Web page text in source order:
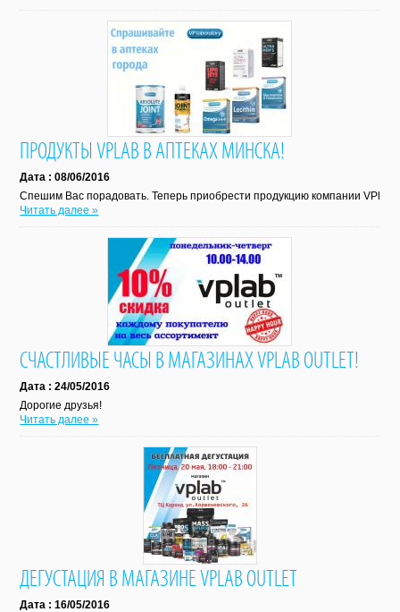
ПРОДУКТЫ VPLAB В АПТЕКАХ МИНСКА!
Дата : 08/06/2016
Спешим Вас порадовать. Теперь приобрести продукцию компании VPlab
Читать далее »
СЧАСТЛИВЫЕ ЧАСЫ В МАГАЗИНАХ VPLAB OUTLET!
Дата : 24/05/2016
Дорогие друзья!
Читать далее »
ДЕГУСТАЦИЯ В МАГАЗИНЕ VPLAB OUTLET
Дата : 16/05/2016